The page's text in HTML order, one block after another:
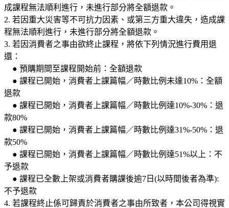
成課程無法順利進行，未進行部分將全額退款。
2. 若因重大災害等不可抗力因素、或第三方重大違失，造成課
程無法順利進行，未進行部分將全額退款。
3. 若因消費者之事由欲終止課程，將依下列情況進行費用退
還：
● 預購期間至課程開始前：全額退款
● 課程已開始，消費者上課篇幅／時數比例未達10%：全額
退款
● 課程已開始，消費者上課篇幅／時數比例達10%-30%：退
款80%
● 課程已開始，消費者上課篇幅／時數比例達31%-50%：退
款50%
● 課程已開始，消費者上課篇幅／時數比例達51%以上：不
予退款
● 課程已全數上架或消費者購課後逾7日(以時間後者為準):
不予退款
4. 若課程終止係可歸責於消費者之事由所致者，本公司得視實